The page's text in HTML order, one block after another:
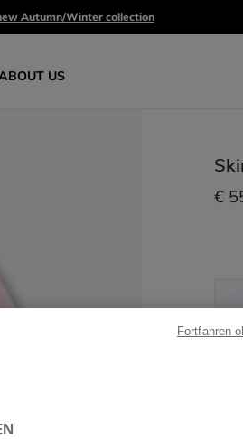
Autumn/Winter collection
US
€
Fortfahren